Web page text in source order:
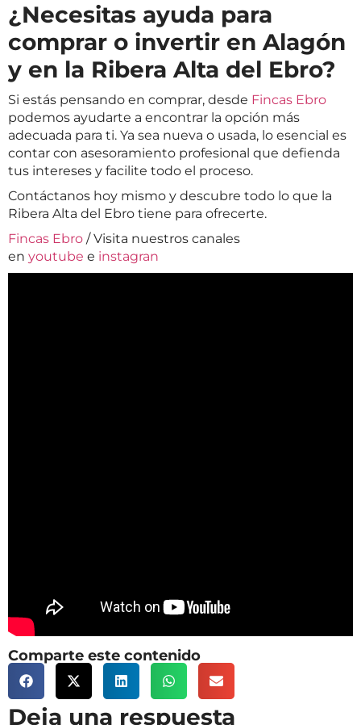
¿Necesitas ayuda para
comprar o invertir en Alagón
y en la Ribera Alta del Ebro?
Si estás pensando en comprar, desde Fincas Ebro
podemos ayudarte a encontrar la opción más
adecuada para ti. Ya sea nueva o usada, lo esencial es
contar con asesoramiento profesional que defienda
tus intereses y facilite todo el proceso.
Contáctanos hoy mismo y descubre todo lo que la
Ribera Alta del Ebro tiene para ofrecerte.
Fincas Ebro / Visita nuestros canales
en youtube e instagran
Comparte este contenido
Deja una respuesta